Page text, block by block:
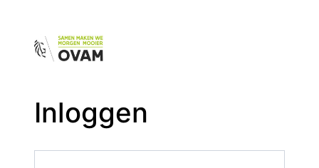
Inloggen